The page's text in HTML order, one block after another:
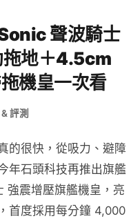
聲波騎士
拖地＋4.5cm
機皇一次看
評測
的很快，從吸力、避障
年石頭科技再推出旗艦
強震增壓旗艦機皇，亮
首度採用每分鐘 4,000